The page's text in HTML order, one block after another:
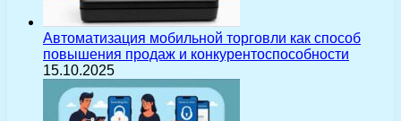
Автоматизация мобильной торговли как способ
повышения продаж и конкурентоспособности
15.10.2025